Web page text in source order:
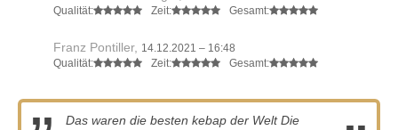
Qualität:
Zeit: Gesamt:
Franz Pontiller, 14.12.2021 – 16:48
Qualität:
Zeit: Gesamt:
Das waren die besten kebap der Welt Die